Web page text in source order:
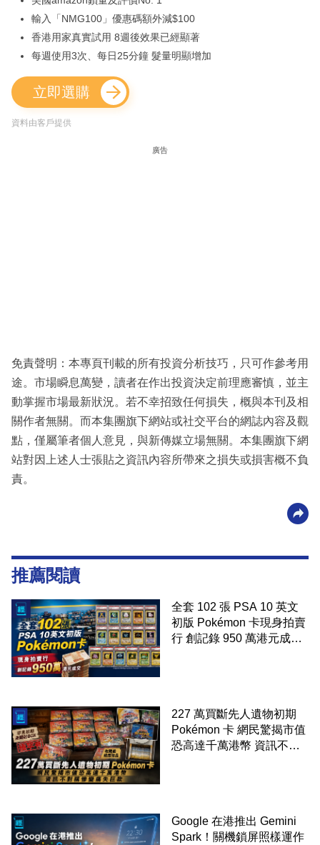
輸入「NMG100」優惠碼額外減$100
香港用家真實試用 8週後效果已經顯著
每週使用3次、每日25分鐘 髮量明顯增加
立即選購
資料由客戶提供
廣告
免責聲明：本專頁刊載的所有投資分析技巧，只可作參考用
途。市場瞬息萬變，讀者在作出投資決定前理應審慎，並主
動掌握市場最新狀況。若不幸招致任何損失，概與本刊及相
關作者無關。而本集團旗下網站或社交平台的網誌內容及觀
點，僅屬筆者個人意見，與新傳媒立場無關。本集團旗下網
站對因上述人士張貼之資訊內容所帶來之損失或損害概不負
責。
推薦閱讀
全套 102 張 PSA 10 英文
初版 Pokémon 卡現身拍賣
行 創記錄 950 萬港元成交
227 萬買斷先人遺物初期
Pokémon 卡 網民驚揭市值
恐高達千萬港幣 資訊不對
Google 在港推出 Gemini
Spark！關機鎖屏照樣運作